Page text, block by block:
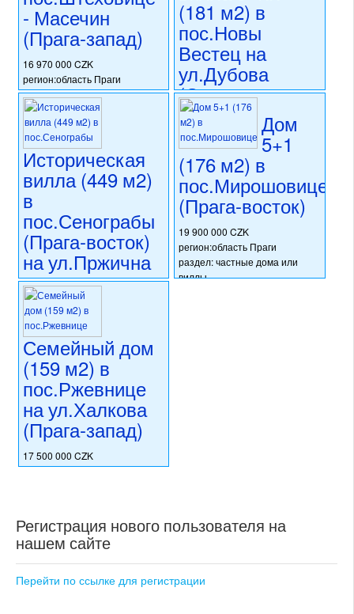
- Масечин
(Прага-запад)
16 970 000 CZK
регион:область Праги
раздел: частные дома или
виллы
состояние: новостройка
номер объекта:
(181 м2) в
пос.Новы
Вестец на
ул.Дубова
(Стара
Болеслав)
15 799 000 CZK
регион:область Праги
раздел: частные дома или
виллы
состояние: новостройка
номер объекта:19615
Историческая
вилла (449 м2)
в
пос.Сенограбы
(Прага-восток)
на ул.Пржична
16 999 999 CZK
регион:область Праги
раздел: частные дома или
виллы
состояние: требуется
капитальная реконструкция
номер объекта: 20509
Дом
5+1
(176 м2) в
пос.Мирошовице
(Прага-восток)
19 900 000 CZK
регион:область Праги
раздел: частные дома или
виллы
Семейный дом
(159 м2) в
пос.Ржевнице
на ул.Халкова
(Прага-запад)
17 500 000 CZK
регион:область Праги
номер объекта:20387
Регистрация нового пользователя на
нашем сайте
Перейти по ссылке для регистрации